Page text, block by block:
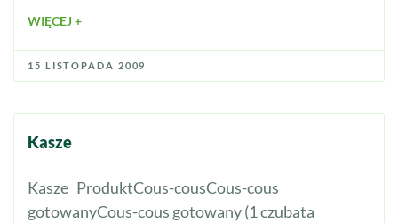
WIĘCEJ +
15 LISTOPADA 2009
Kasze
Kasze ProduktCous-cousCous-cous
gotowanyCous-cous gotowany (1 czubata